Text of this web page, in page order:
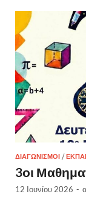
ΔΙΑΓΩΝΙΣΜΟΊ /
3οι
12 Ιουνίου 2026 -